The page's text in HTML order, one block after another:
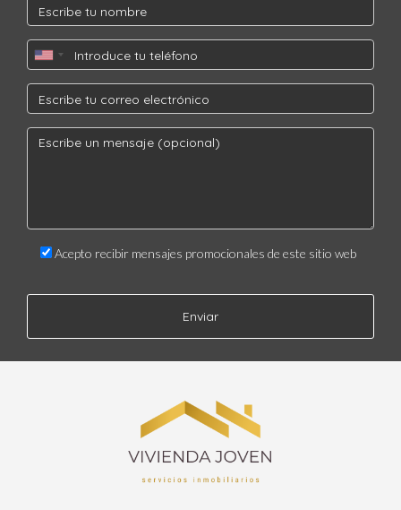
Acepto recibir mensajes promocionales de este sitio web
Enviar